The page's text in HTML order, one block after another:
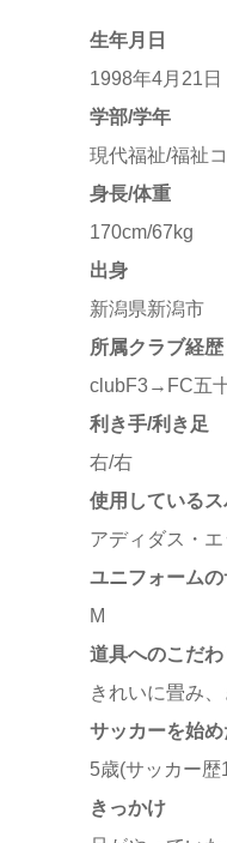
生年月日
1998年4月21日
学部/学年
現代福祉/福祉
身長/体重
170cm/67kg
出身
新潟県新潟市
所属クラブ経歴
clubF3→FC五
利き手/利き足
右/右
使用している
アディダス・
ユニフォーム
M
道具へのこだわ
きれいに畳み
サッカーを始め
5歳(サッカー歴
きっかけ